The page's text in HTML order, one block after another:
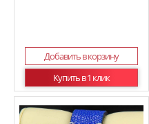
Добавить в корзину
Купить в 1 клик